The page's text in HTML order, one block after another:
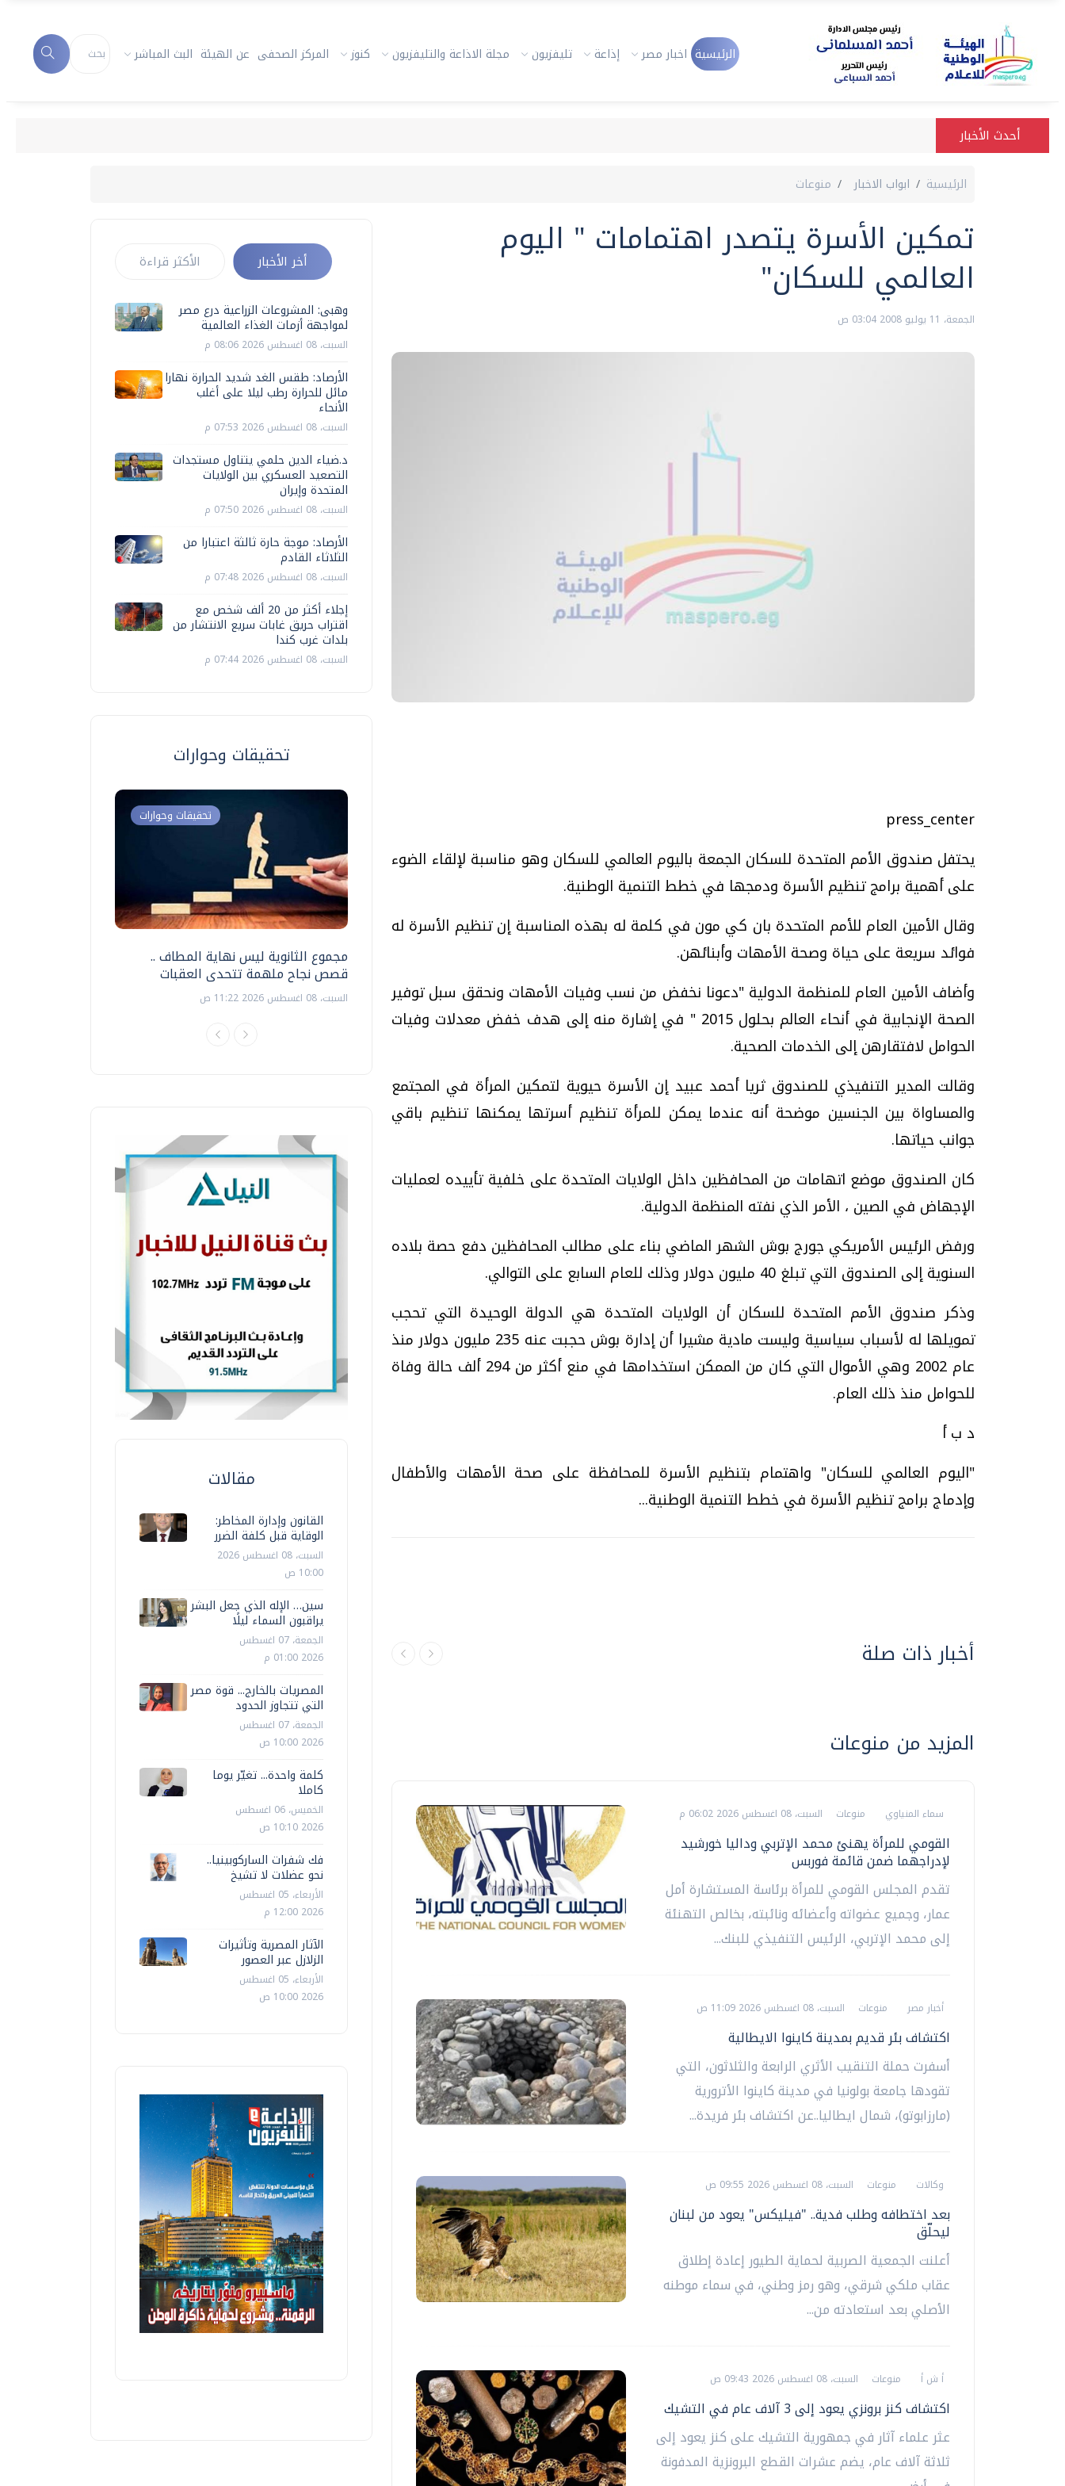
الرئيسية اخبار مصر إذاعة تليفزيون مجلة الاذاعة والتليفزيون كنوز المركز الصحفى عن الهيئة البث المباشر
أحدث الأخبار
الرئيسية ابواب الاخبار منوعات
تمكين الأسرة يتصدر اهتمامات " اليوم
العالمي للسكان"
الجمعة، 11 يوليو 2008 03:04 ص
press_center
يحتفل صندوق الأمم المتحدة للسكان الجمعة باليوم العالمي للسكان وهو مناسبة لإلقاء الضوء
على أهمية برامج تنظيم الأسرة ودمجها في خطط التنمية الوطنية.
وقال الأمين العام للأمم المتحدة بان كي مون في كلمة له بهذه المناسبة إن تنظيم الأسرة له
فوائد سريعة على حياة وصحة الأمهات وأبنائهن.
وأضاف الأمين العام للمنظمة الدولية "دعونا نخفض من نسب وفيات الأمهات ونحقق سبل توفير
الصحة الإنجابية في أنحاء العالم بحلول 2015 " في إشارة منه إلى هدف خفض معدلات وفيات
الحوامل لافتقارهن إلى الخدمات الصحية.
وقالت المدير التنفيذي للصندوق ثريا أحمد عبيد إن الأسرة حيوية لتمكين المرأة في المجتمع
والمساواة بين الجنسين موضحة أنه عندما يمكن للمرأة تنظيم أسرتها يمكنها تنظيم باقي
جوانب حياتها.
كان الصندوق موضع اتهامات من المحافظين داخل الولايات المتحدة على خلفية تأييده لعمليات
الإجهاض في الصين ، الأمر الذي نفته المنظمة الدولية.
ورفض الرئيس الأمريكي جورج بوش الشهر الماضي بناء على مطالب المحافظين دفع حصة بلاده
السنوية إلى الصندوق التي تبلغ 40 مليون دولار وذلك للعام السابع على التوالي.
وذكر صندوق الأمم المتحدة للسكان أن الولايات المتحدة هي الدولة الوحيدة التي تحجب
تمويلها له لأسباب سياسية وليست مادية مشيرا أن إدارة بوش حجبت عنه 235 مليون دولار منذ
عام 2002 وهي الأموال التي كان من الممكن استخدامها في منع أكثر من 294 ألف حالة وفاة
للحوامل منذ ذلك العام.
د ب أ
"اليوم العالمي للسكان" واهتمام بتنظيم الأسرة للمحافظة على صحة الأمهات والأطفال
وإدماج برامج تنظيم الأسرة في خطط التنمية الوطنية...
أخبار ذات صلة
المزيد من منوعات
سماء المنياوي منوعات السبت، 08 اغسطس 2026 06:02 م
القومي للمرأة يهنئ محمد الإتربي وداليا خورشيد
لإدراجهما ضمن قائمة فوربس
تقدم المجلس القومي للمرأة برئاسة المستشارة أمل
عمار، وجميع عضواته وأعضائه ونائبته، بخالص التهنئة
إلى محمد الإتربي، الرئيس التنفيذي للبنك...
أخبار مصر منوعات السبت، 08 اغسطس 2026 11:09 ص
اكتشاف بئر قديم بمدينة كاينوا الايطالية
أسفرت حملة التنقيب الأثري الرابعة والثلاثون، التي
تقودها جامعة بولونيا في مدينة كاينوا الأترورية
(مارزابوتو)، شمال ايطاليا..عن اكتشاف بئر فريدة...
وكالات منوعات السبت، 08 اغسطس 2026 09:55 ص
بعد اختطافه وطلب فدية.. "فيليكس" يعود من لبنان
ليحلّق
أعلنت الجمعية الصربية لحماية الطيور إعادة إطلاق
عقاب ملكي شرقي، وهو رمز وطني، في سماء موطنه
الأصلي بعد استعادته من...
أ ش أ منوعات السبت، 08 اغسطس 2026 09:43 ص
اكتشاف كنز برونزي يعود إلى 3 آلاف عام في التشيك
عثر علماء آثار في جمهورية التشيك على كنز يعود إلى
ثلاثة آلاف عام، يضم عشرات القطع البرونزية المدفونة
أخر الأخبار الأكثر قراءة
وهبى: المشروعات الزراعية درع مصر
لمواجهة أزمات الغذاء العالمية
السبت، 08 اغسطس 2026 08:06 م
الأرصاد: طقس الغد شديد الحرارة نهارا
مائل للحرارة رطب ليلا على أغلب
الأنحاء
السبت، 08 اغسطس 2026 07:53 م
د.ضياء الدين حلمي يتناول مستجدات
التصعيد العسكري بين الولايات
المتحدة وإيران
السبت، 08 اغسطس 2026 07:50 م
الأرصاد: موجة حارة ثالثة اعتبارا من
الثلاثاء القادم
السبت، 08 اغسطس 2026 07:48 م
إجلاء أكثر من 20 ألف شخص مع
اقتراب حريق غابات سريع الانتشار من
بلدات غرب كندا
السبت، 08 اغسطس 2026 07:44 م
تحقيقات وحوارات
تحقيقات وحوارات
مجموع الثانوية ليس نهاية المطاف ..
قصص نجاح ملهمة تتحدى العقبات
السبت، 08 اغسطس 2026 11:22 ص الثلاثاء، 04 اغسطس 2026 04:04 م
دليلك للتنسيق الجامعي .. تساؤلات
السبت، 01 اغسطس 2026 10:25 ص
تحقيقات وحوارات
فيديو.. الإعلام الرقمي.. تقنيات واعدة
مقالات
القانون وإدارة المخاطر:
الوقاية قبل كلفة الضرر
السبت، 08 اغسطس 2026
10:00 ص
سين… الإله الذي جعل البشر
يراقبون السماء ليلًا
الجمعة، 07 اغسطس
2026 01:00 م
المصريات بالخارج... قوة مصر
التي تتجاوز الحدود
الجمعة، 07 اغسطس
2026 10:00 ص
كلمة واحدة... تغيّر يوما
كاملا
الخميس، 06 اغسطس
2026 10:10 ص
فك شفرات الساركوبينيا..
نحو عضلات لا تشيخ
الأربعاء، 05 اغسطس
2026 12:00 م
الآثار المصرية وتأثيرات
الزلازل عبر العصور
الأربعاء، 05 اغسطس
2026 10:00 ص